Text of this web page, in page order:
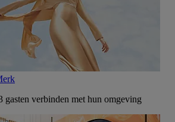
gasten verbinden met hun omgeving